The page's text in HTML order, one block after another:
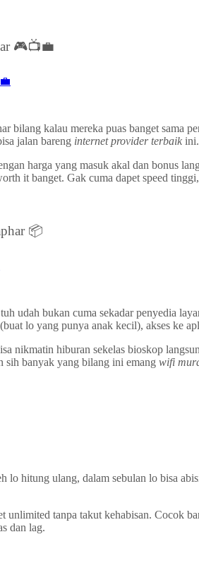
🎮📺💼
bilang kalau mereka puas banget sama
jalan bareng internet provider terbaik ini.
harga yang masuk akal dan bonus
it banget. Gak cuma dapet speed
📦
udah bukan cuma sekadar penyedia
lo yang punya anak kecil), akses ke
nikmatin hiburan sekelas bioskop
sih banyak yang bilang ini emang wifi
lo hitung ulang, dalam sebulan lo bisa
tanpa takut kehabisan. Cocok
dan lag.